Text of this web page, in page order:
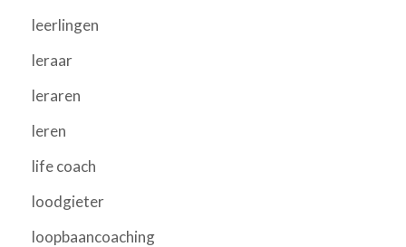
leerlingen
leraar
leraren
leren
life coach
loodgieter
loopbaancoaching